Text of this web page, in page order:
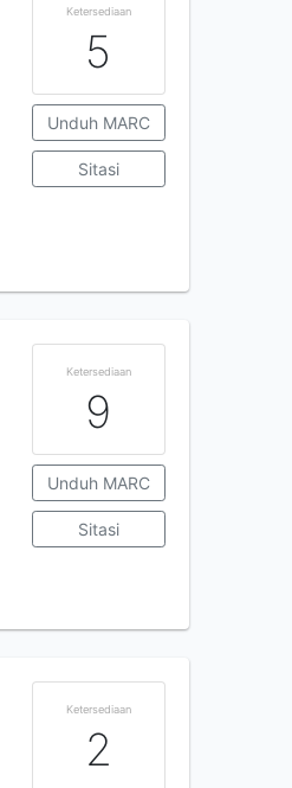
Ketersediaan
5
Unduh MARC
Sitasi
Ketersediaan
9
Unduh MARC
Sitasi
Ketersediaan
2